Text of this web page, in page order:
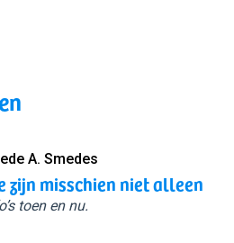
A. Smedes
zijn misschien niet alleen
toen en nu.